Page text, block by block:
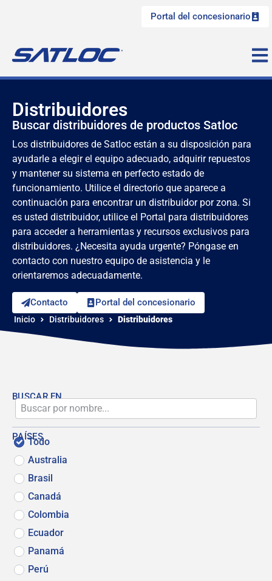
Portal del concesionario
Distribuidores
Buscar distribuidores de productos Satloc
Los distribuidores de Satloc están a su disposición para
ayudarle a elegir el equipo adecuado, adquirir repuestos
y mantener su sistema en perfecto estado de
funcionamiento. Utilice el directorio que aparece a
continuación para encontrar un distribuidor por zona. Si
es usted distribuidor, utilice el Portal para distribuidores
para acceder a herramientas y recursos exclusivos para
distribuidores. ¿Necesita ayuda urgente? Póngase en
contacto con nuestro equipo de asistencia y le
orientaremos adecuadamente.
Contacto Portal del concesionario
Inicio Distribuidores Distribuidores
BUSCAR EN
PAÍSES
Todo
Australia
Brasil
Canadá
Colombia
Ecuador
Panamá
Perú